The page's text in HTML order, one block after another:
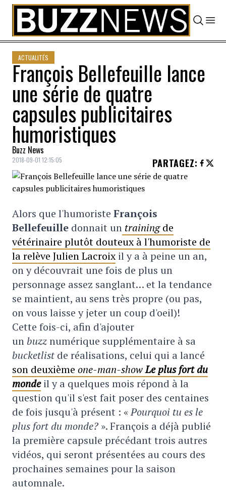
Skip to content
ACTUALITÉS
François Bellefeuille lance
une série de quatre
capsules publicitaires
humoristiques
Buzz News
2018-09-01 12:15:05 PARTAGEZ:
Alors que l'humoriste François
Bellefeuille donnait un trainingde
vétérinaire plutôt douteux à l'humoriste de
la relève Julien Lacroixil y a à peine un an,
on y découvrait une fois de plus un
personnage assez sanglant… et la tendance
se maintient, au sens très propre (ou pas,
on vous laisse y jeter un coup d'oeil)!
Cette fois-ci, afin d'ajouter
unbuzznumérique supplémentaire à sa
bucketlist de réalisations, celui qui a lancé
son deuxième one-man-showLe plus fort du
mondeil y a quelques mois répond à la
question qu'il s'est fait poser des centaines
de fois jusqu'à présent : «Pourquoi tu es le
plus fort du monde? ». François a déjà publié
la première capsule précédant trois autres
vidéos, qui seront présentées au cours des
prochaines semaines pour la saison
automnale.